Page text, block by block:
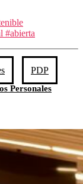
#abierta
PDP
Personales